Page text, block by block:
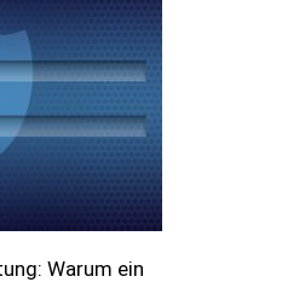
Warum ein